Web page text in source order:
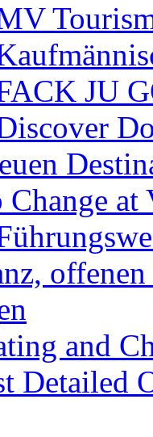
JU
Change
and
Detailed